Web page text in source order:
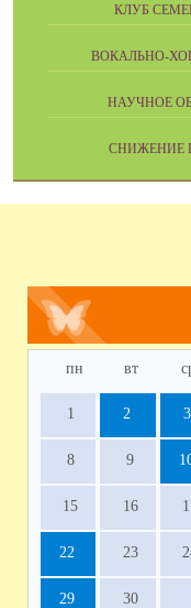
КЛУБ
ВОКАЛЬНО-
НАУЧНОЕ
СНИЖЕНИЕ
пн вт
1 2 3
8 9
15 16
22 23
29 30